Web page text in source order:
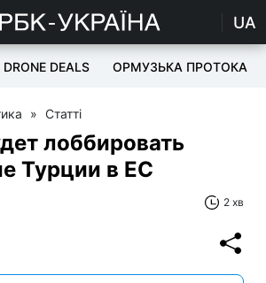
UA
DRONE DEALS ОРМУЗЬКА ПРОТОКА
» Статті
лоббировать
Турции в ЕС
2 хв